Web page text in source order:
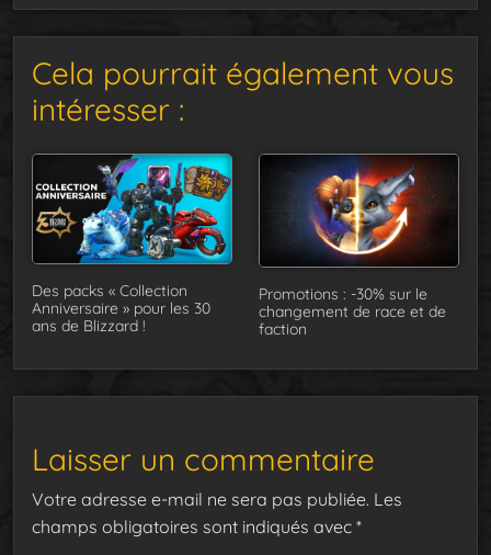
Cela pourrait également vous
intéresser :
Des packs « Collection
Anniversaire » pour les 30
ans de Blizzard !
Promotions : -30% sur le
changement de race et de
faction
Laisser un commentaire
Votre adresse e-mail ne sera pas publiée. Les
champs obligatoires sont indiqués avec *